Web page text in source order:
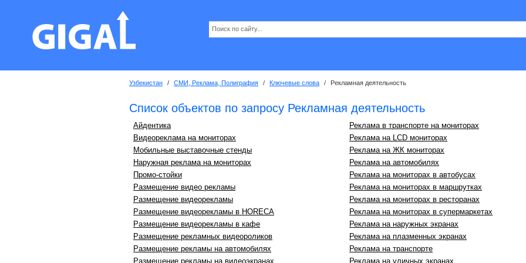
Узбекистан / СМИ, Реклама, Полиграфия / Ключевые слова / Рекламная деятельность
Список объектов по запросу Рекламная деятельность
Айдентика
Видеореклама на мониторах
Мобильные выставочные стенды
Наружная реклама на мониторах
Промо-стойки
Размещение видео рекламы
Размещение видеорекламы
Размещение видеорекламы в HORECA
Размещение видеорекламы в кафе
Размещение рекламных видеороликов
Размещение рекламы на автомобилях
Размещение рекламы на видеоэкранах
Реклама в транспорте на мониторах
Реклама на LCD мониторах
Реклама на ЖК мониторах
Реклама на автомобилях
Реклама на мониторах в автобусах
Реклама на мониторах в маршрутках
Реклама на мониторах в ресторанах
Реклама на мониторах в супермаркетах
Реклама на наружных экранах
Реклама на плазменных экранах
Реклама на транспорте
Реклама на уличных экранах